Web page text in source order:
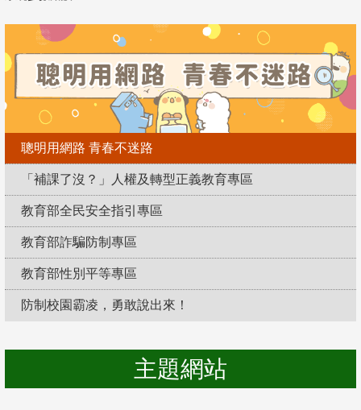
聰明用網路 青春不迷路
「補課了沒？」人權及轉型正義教育專區
教育部全民安全指引專區
教育部詐騙防制專區
教育部性別平等專區
防制校園霸凌，勇敢說出來！
主題網站